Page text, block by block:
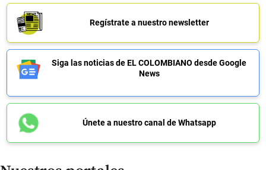
Regístrate a nuestro newsletter
Siga las noticias de EL COLOMBIANO desde Google
News
Únete a nuestro canal de Whatsapp